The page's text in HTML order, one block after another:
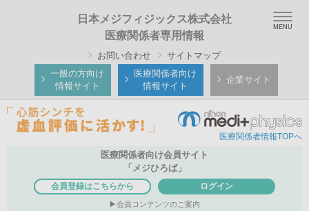
ン
日本メジフィジックス株式会社
医療関係者専用情報
お問い合わせ
サイトマップ
一般の方向け
情報サイト
医療関係者向け
情報サイト
企業サイト
医療関係者情報TOPへ
医療関係者向け会員サイト
「メジひろば」
会員登録はこちらから ログイン
会員コンテンツのご案内
Toggle